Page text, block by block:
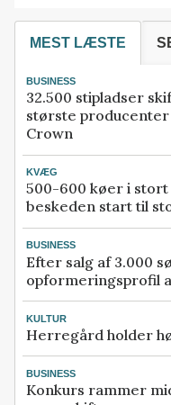
MEST LÆSTE
BUSINESS
32.500 stipladser
største
Crown
KVÆG
500-600 køer i
beskeden start til
BUSINESS
Efter salg af 3.000
opformeringsprofil
KULTUR
Herregård holder
BUSINESS
Konkurs rammer